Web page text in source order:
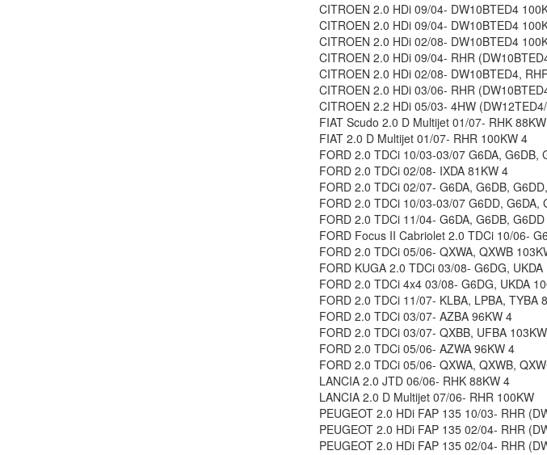
CITROEN 2.0 HDi 09/04- DW10BTED4
CITROEN 2.0 HDi 09/04- DW10BTED4
CITROEN 2.0 HDi 02/08- DW10BTED4
CITROEN 2.0 HDi 09/04- RHR
CITROEN 2.0 HDi 02/08- DW10BTED4,
CITROEN 2.0 HDi 03/06- RHR
CITROEN 2.2 HDi 05/03- 4HW
FIAT Scudo 2.0 D Multijet 01/07- RHK
FIAT 2.0 D Multijet 01/07- RHR 100KW 4
FORD 2.0 TDCi 10/03-03/07 G6DA, G6DB,
FORD 2.0 TDCi 02/08- IXDA 81KW 4
FORD 2.0 TDCi 02/07- G6DA, G6DB,
FORD 2.0 TDCi 10/03-03/07 G6DD, G6DA,
FORD 2.0 TDCi 11/04- G6DA, G6DB,
FORD Focus II Cabriolet 2.0 TDCi 10/06-
FORD 2.0 TDCi 05/06- QXWA, QXWB
FORD KUGA 2.0 TDCi 03/08- G6DG, UKDA
FORD 2.0 TDCi 4x4 03/08- G6DG, UKDA
FORD 2.0 TDCi 11/07- KLBA, LPBA, TYBA
FORD 2.0 TDCi 03/07- AZBA 96KW 4
FORD 2.0 TDCi 03/07- QXBB, UFBA
FORD 2.0 TDCi 05/06- AZWA 96KW 4
FORD 2.0 TDCi 05/06- QXWA, QXWB,
LANCIA 2.0 JTD 06/06- RHK 88KW 4
LANCIA 2.0 D Multijet 07/06- RHR 100KW
PEUGEOT 2.0 HDi FAP 135 10/03- RHR
PEUGEOT 2.0 HDi FAP 135 02/04- RHR
PEUGEOT 2.0 HDi FAP 135 02/04- RHR